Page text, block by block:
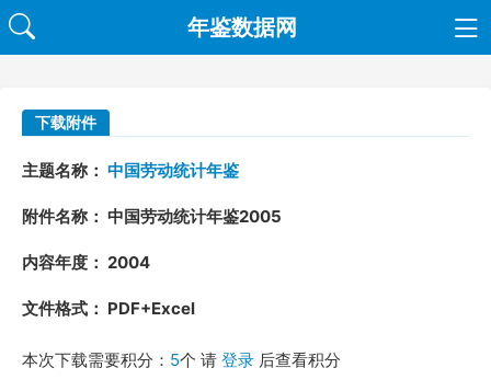
年鉴数据网
下载附件
主题名称： 中国劳动统计年鉴
附件名称： 中国劳动统计年鉴2005
内容年度： 2004
文件格式： PDF+Excel
本次下载需要积分： 5个 请 登录 后查看积分